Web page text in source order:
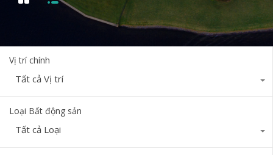
Vị trí chính
Tất cả Vị trí
Loại Bất động sản
Tất cả Loại